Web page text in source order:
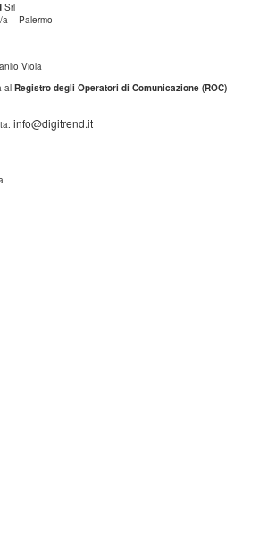
Srl
– Palermo
Viola
al Registro degli Operatori di Comunicazione (ROC)
info@digitrend.it